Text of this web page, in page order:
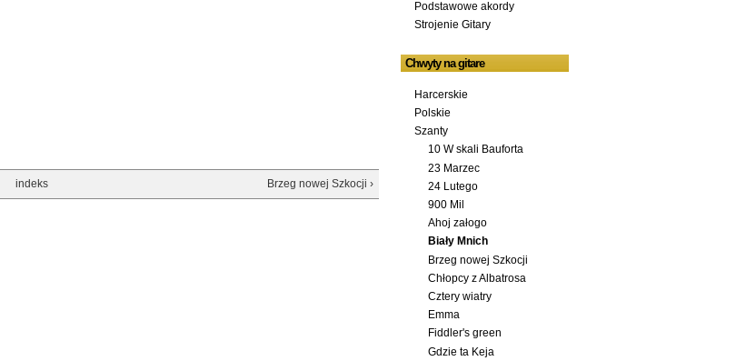
indeks Brzeg nowej Szkocji ›
Podstawowe akordy
Strojenie Gitary
Chwyty na gitare
Harcerskie
Polskie
Szanty
10 W skali Bauforta
23 Marzec
24 Lutego
900 Mil
Ahoj załogo
Biały Mnich
Brzeg nowej Szkocji
Chłopcy z Albatrosa
Cztery wiatry
Emma
Fiddler's green
Gdzie ta Keja